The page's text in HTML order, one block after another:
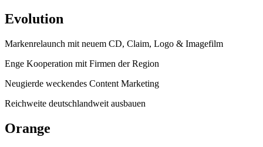
Evolution
Markenrelaunch mit neuem CD, Claim, Logo & Imagefilm
Enge Kooperation mit Firmen der Region
Neugierde weckendes Content Marketing
Reichweite deutschlandweit ausbauen
Orange